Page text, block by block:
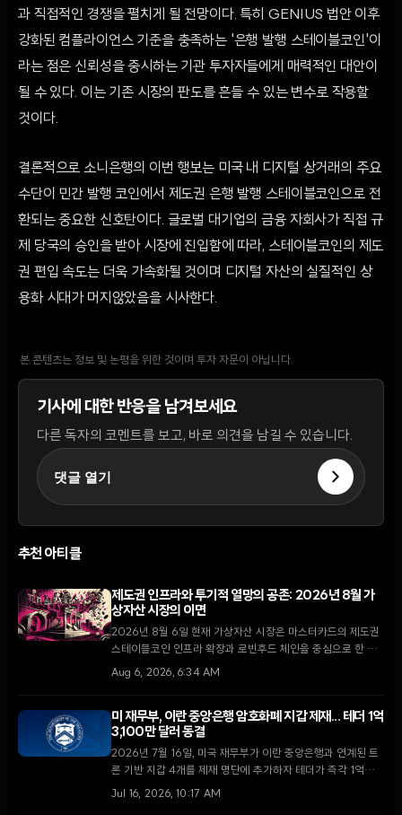
과 직접적인 경쟁을 펼치게 될 전망이다. 특히 GENIUS 법안 이후
강화된 컴플라이언스 기준을 충족하는 '은행 발행 스테이블코인'이
라는 점은 신뢰성을 중시하는 기관 투자자들에게 매력적인 대안이
될 수 있다. 이는 기존 시장의 판도를 흔들 수 있는 변수로 작용할
것이다.
결론적으로 소니은행의 이번 행보는 미국 내 디지털 상거래의 주요
수단이 민간 발행 코인에서 제도권 은행 발행 스테이블코인으로 전
환되는 중요한 신호탄이다. 글로벌 대기업의 금융 자회사가 직접 규
제 당국의 승인을 받아 시장에 진입함에 따라, 스테이블코인의 제도
권 편입 속도는 더욱 가속화될 것이며 디지털 자산의 실질적인 상
용화 시대가 머지않았음을 시사한다.
본 콘텐츠는 정보 및 논평을 위한 것이며 투자 자문이 아닙니다.
기사에 대한 반응을 남겨보세요
다른 독자의 코멘트를 보고, 바로 의견을 남길 수 있습니다.
댓글 열기
추천 아티클
제도권 인프라와 투기적 열망의 공존: 2026년 8월 가
상자산 시장의 이면
2026년 8월 6일 현재 가상자산 시장은 마스터카드의 제도권
스테이블코인 인프라 확장과 로빈후드 체인을 중심으로 한 소
매 투자자들의 밈코인 투기라는 극명한 대조를 보이고 있다.
Aug 6, 2026, 6:34 AM
미 재무부, 이란 중앙은행 암호화폐 지갑 제재... 테더 1억
3,100만 달러 동결
2026년 7월 16일, 미국 재무부가 이란 중앙은행과 연계된 트
론 기반 지갑 4개를 제재 명단에 추가하자 테더가 즉각 1억
3,100만 달러 규모의 자산을 동결했다. 이번 조치는 이란의 국
Jul 16, 2026, 10:17 AM